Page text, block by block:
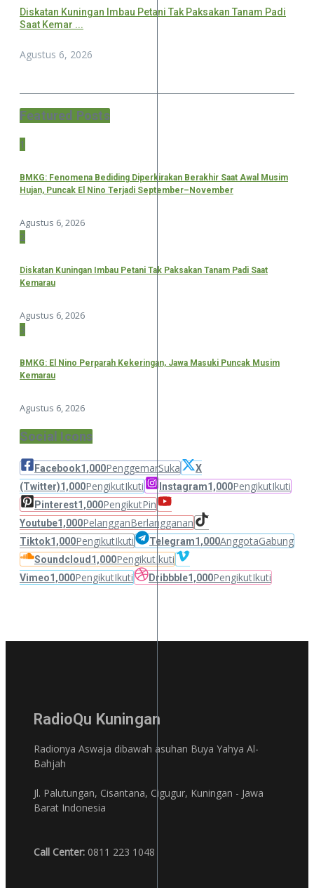
Diskatan Kuningan Imbau Petani Tak Paksakan Tanam Padi
Saat Kemar ...
Agustus 6, 2026
Featured Posts
1
BMKG: Fenomena Bediding Diperkirakan Berakhir Saat Awal Musim
Hujan, Puncak El Nino Terjadi September–November
Agustus 6, 2026
2
Diskatan Kuningan Imbau Petani Tak Paksakan Tanam Padi Saat
Kemarau
Agustus 6, 2026
3
BMKG: El Nino Perparah Kekeringan, Jawa Masuki Puncak Musim
Kemarau
Agustus 6, 2026
Social Icons
Facebook1,000PenggemarSuka
X
(Twitter)1,000PengikutIkuti Instagram1,000PengikutIkuti
Pinterest1,000PengikutPin
Youtube1,000PelangganBerlangganan
Tiktok1,000PengikutIkuti Telegram1,000AnggotaGabung
Soundcloud 1,000PengikutIkuti
Vimeo1,000PengikutIkuti Dribbble1,000PengikutIkuti
RadioQu Kuningan
Radionya Aswaja dibawah asuhan Buya Yahya Al-
Bahjah
Jl. Palutungan, Cisantana, Cigugur, Kuningan - Jawa
Barat Indonesia
Call Center: 0811 223 1048